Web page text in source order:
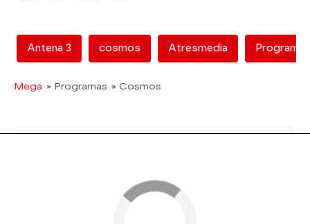
Antena 3 cosmos Atresmedia Programa
Mega » Programas » Cosmos